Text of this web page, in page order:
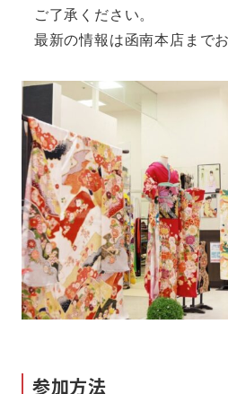
ご了承ください。
最新の情報は函南本店まで
参加方法